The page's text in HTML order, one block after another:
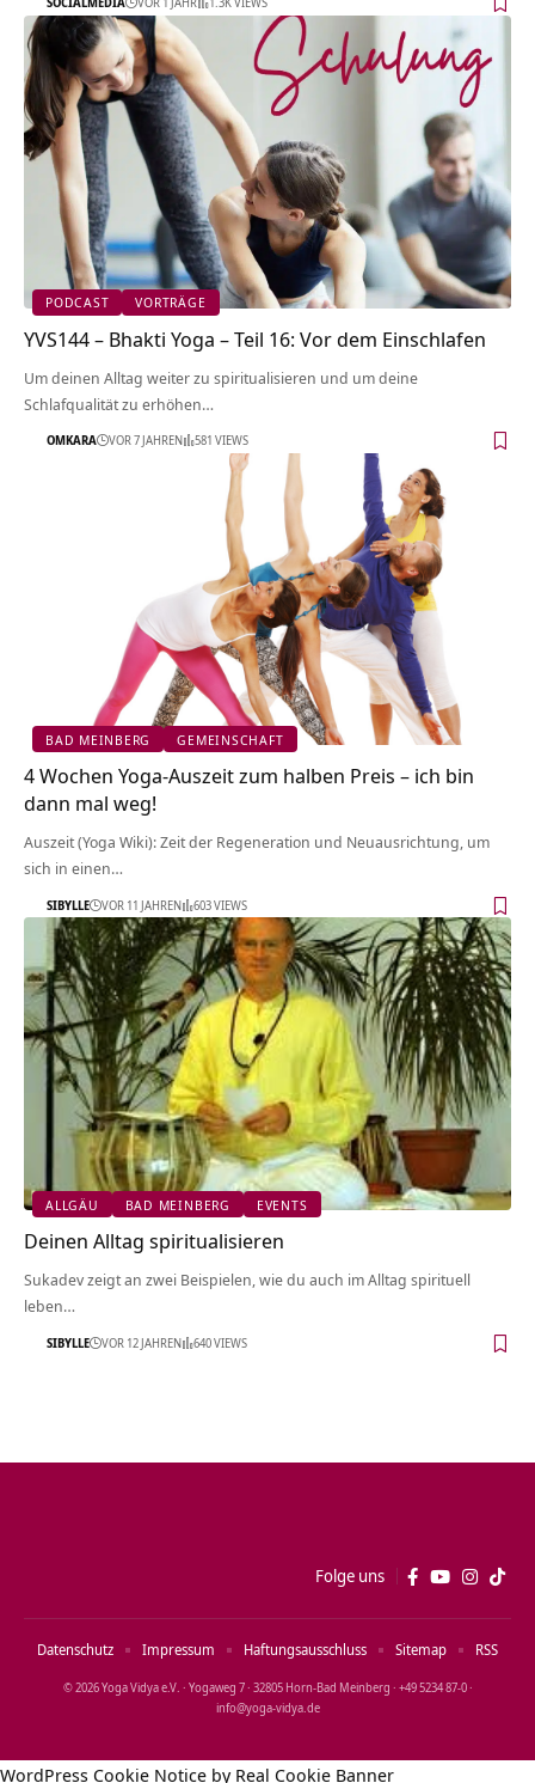
PODCAST VORTRÄGE
YVS144 – Bhakti Yoga – Teil 16: Vor dem Einschlafen
Um deinen Alltag weiter zu spiritualisieren und um deine
Schlafqualität zu erhöhen…
OMKARA VOR 7 JAHREN 581 VIEWS
BAD MEINBERG GEMEINSCHAFT
4 Wochen Yoga-Auszeit zum halben Preis – ich bin
dann mal weg!
Auszeit (Yoga Wiki): Zeit der Regeneration und Neuausrichtung, um
sich in einen…
SIBYLLE VOR 11 JAHREN 603 VIEWS
ALLGÄU BAD MEINBERG EVENTS
Deinen Alltag spiritualisieren
Sukadev zeigt an zwei Beispielen, wie du auch im Alltag spirituell
leben…
SIBYLLE VOR 12 JAHREN 640 VIEWS
Folge uns
© 2026 Yoga Vidya e.V. · Yogaweg 7 · 32805 Horn‑Bad Meinberg · +49 5234 87‑0 ·
info@yoga‑vidya.de
Datenschutz Impressum Haftungsausschluss Sitemap RSS
WordPress Cookie Notice by Real Cookie Banner